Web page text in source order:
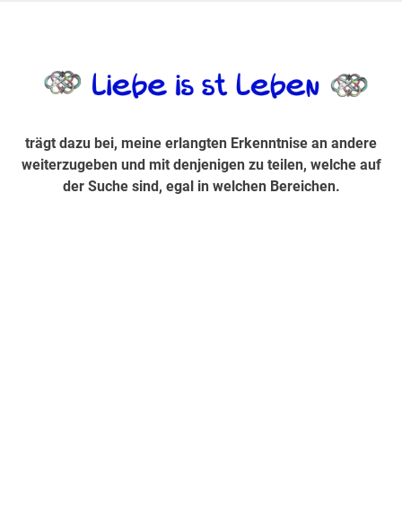
Suche sind, egal in welchen Bereichen.
trägt dazu bei, meine erlangten Erkenntnise an andere
weiterzugeben und mit denjenigen zu teilen, welche auf
der Suche sind, egal in welchen Bereichen.